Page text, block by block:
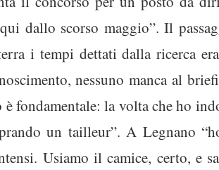
dallo scorso maggio”. Il
i tempi dettati dalla ricerca
nessuno manca al
fondamentale: la volta che ho
un tailleur”. A Legnano
Usiamo il camice, certo, e